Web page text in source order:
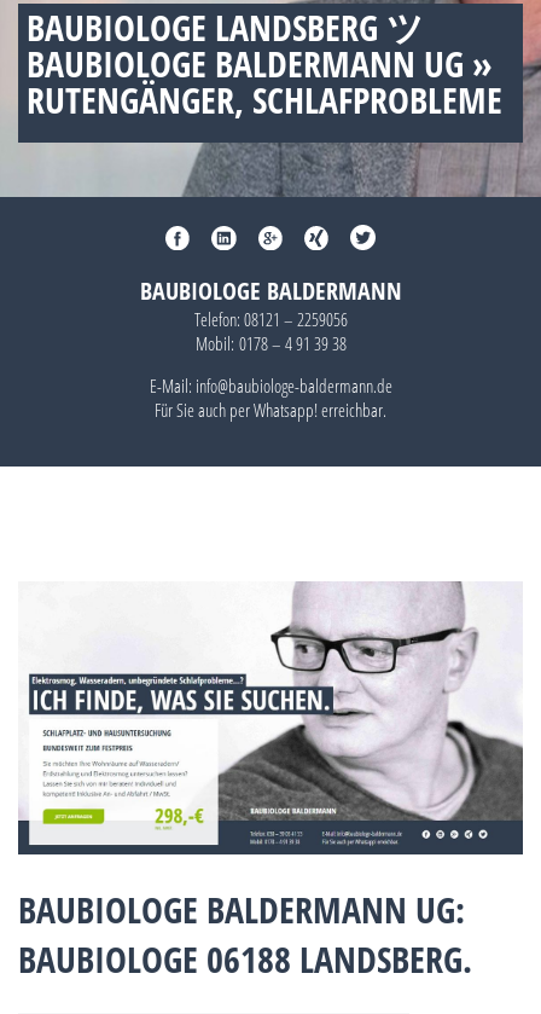
BAUBIOLOGE LANDSBERG ツ
BAUBIOLOGE BALDERMANN UG »
RUTENGÄNGER, SCHLAFPROBLEME
BAUBIOLOGE BALDERMANN
Telefon: 08121 – 2259056
Mobil: 0178 – 4 91 39 38
E-Mail: info@baubiologe-baldermann.de
Für Sie auch perWhatsapp!erreichbar.
BAUBIOLOGE BALDERMANN UG:
BAUBIOLOGE 06188 LANDSBERG.